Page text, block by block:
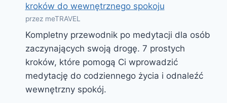
kroków do wewnętrznego spokoju
przez meTRAVEL
Kompletny przewodnik po medytacji dla osób
zaczynających swoją drogę. 7 prostych
kroków, które pomogą Ci wprowadzić
medytację do codziennego życia i odnaleźć
wewnętrzny spokój.